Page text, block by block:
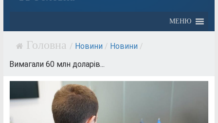
МЕНЮ
/ Новини / Новини /
Вимагали 60 млн доларів...